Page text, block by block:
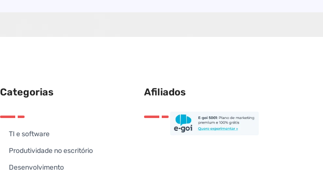
Categorias
TI e software
Produtividade no escritório
Desenvolvimento
Afiliados